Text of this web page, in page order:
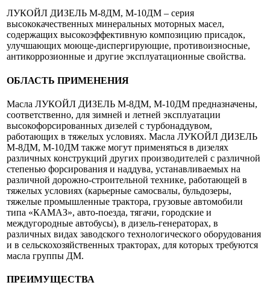
ЛУКОЙЛ ДИЗЕЛЬ М-8ДМ, М-10ДМ – серия
высококачественных минеральных моторных масел,
содержащих высокоэффективную композицию присадок,
улучшающих моюще-диспергирующие, противоизносные,
антикоррозионные и другие эксплуатационные свойства.
ОБЛАСТЬ ПРИМЕНЕНИЯ
Масла ЛУКОЙЛ ДИЗЕЛЬ М-8ДМ, М-10ДМ предназначены,
соответственно, для зимней и летней эксплуатации
высокофорсированных дизелей с турбонаддувом,
работающих в тяжелых условиях. Масла ЛУКОЙЛ ДИЗЕЛЬ
М-8ДМ, М-10ДМ также могут применяться в дизелях
различных конструкций других производителей с различной
степенью форсирования и наддува, устанавливаемых на
различной дорожно-строительной технике, работающей в
тяжелых условиях (карьерные самосвалы, бульдозеры,
тяжелые промышленные трактора, грузовые автомобили
типа «КАМАЗ», авто-поезда, тягачи, городские и
междугородные автобусы), в дизель-генераторах, в
различных видах заводского технологического оборудования
и в сельскохозяйственных тракторах, для которых требуются
масла группы ДМ.
ПРЕИМУЩЕСТВА